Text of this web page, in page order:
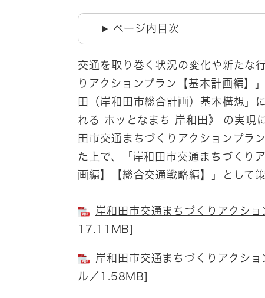
国際交流
ページ内目次
交通を取り巻く状況の変化や新たな
りアクションプラン【基本計画編】
田（岸和田市総合計画）基本構想」
れる ホッとなまち 岸和田》 の実現
田市交通まちづくりアクションプラ
た上で、「岸和田市交通まちづくり
画編】【総合交通戦略編】」として
岸和田市交通まちづくりアクシ
17.11MB]
岸和田市交通まちづくりアクシ
ル／1.58MB]